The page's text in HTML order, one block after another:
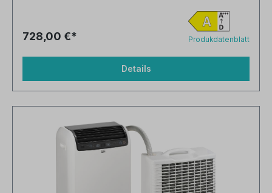
728,00 €* Produkdatenblatt
Details